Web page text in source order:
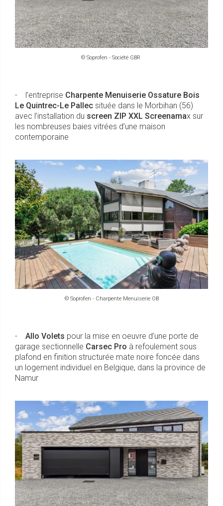
© Soprofen - Société GBR
- l’entreprise Charpente Menuiserie Ossature Bois
Le Quintrec-Le Pallec située dans le Morbihan (56)
avec l’installation du screen ZIP XXL Screenamax sur
les nombreuses baies vitrées d’une maison
contemporaine
© Soprofen - Charpente Menuiserie OB
- Allo Volets pour la mise en oeuvre d’une porte de
garage sectionnelle Carsec Pro à refoulement sous
plafond en finition structurée mate noire foncée dans
un logement individuel en Belgique, dans la province de
Namur